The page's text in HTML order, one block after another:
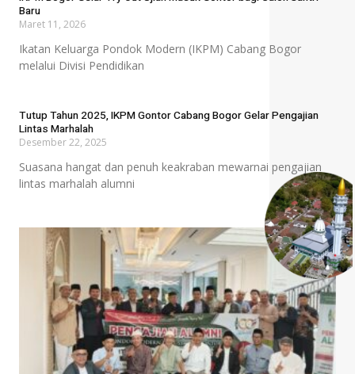
Baru
Maret 11, 2026
Ikatan Keluarga Pondok Modern (IKPM) Cabang Bogor
melalui Divisi Pendidikan
Tutup Tahun 2025, IKPM Gontor Cabang Bogor Gelar Pengajian
Lintas Marhalah
Desember 22, 2025
Suasana hangat dan penuh keakraban mewarnai pengajian
lintas marhalah alumni